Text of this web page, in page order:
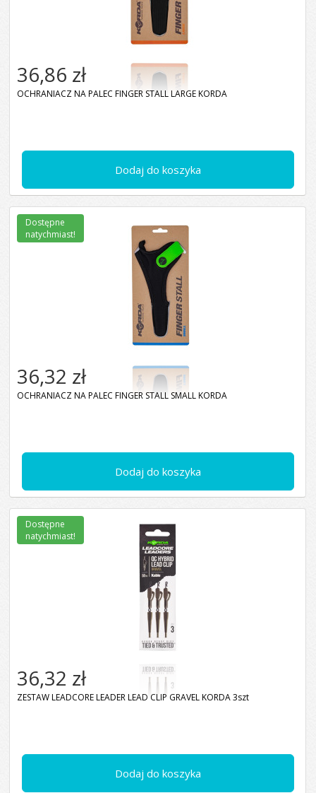
Dodaj do koszyka
36,86 zł
OCHRANIACZ NA PALEC FINGER STALL LARGE KORDA
Dodaj do koszyka
36,32 zł
OCHRANIACZ NA PALEC FINGER STALL SMALL KORDA
Dostępne
natychmiast!
Dodaj do koszyka
36,32 zł
ZESTAW LEADCORE LEADER LEAD CLIP GRAVEL KORDA 3szt
Dostępne
natychmiast!